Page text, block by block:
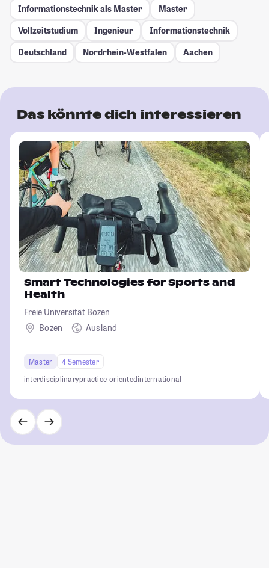
Informationstechnik als Master
Master
Vollzeitstudium
Ingenieur
Informationstechnik
Deutschland
Nordrhein-Westfalen Aachen
Das könnte dich interessieren
Smart Technologies for Sports and
Health
Freie Universität Bozen
Bozen
Ausland
Master
4 Semester
interdisciplinarypractice-orientedinternational